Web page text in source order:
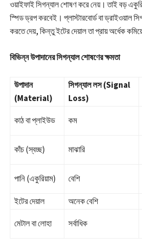
ওয়াইফাই সিগন্যাল শোষণ করে নেয়। তাই বড়
স্পিড ড্রপ করবেই। প্লাস্টারবোর্ড বা ড্রাইওয়াল
করতে দেয়, কিন্তু ইটের দেয়াল তা প্রায় অর্ধেক
বিভিন্ন উপাদানের সিগন্যাল শোষণের ক্ষমতা
উপাদান
(Material)
সিগন্যাল লস (Signal
Loss)
কাঠ বা প্লাইউড কম
কাঁচ (স্বচ্ছ) মাঝারি
পানি (একুরিয়াম) বেশি
ইটের দেয়াল
অনেক বেশি
মেটাল বা লোহা সর্বাধিক